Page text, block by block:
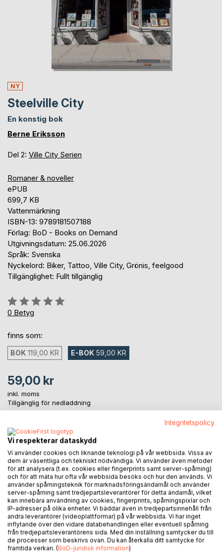
NY
Steelville City
En konstig bok
Berne Eriksson
Del 2: Ville City Serien
Romaner & noveller
ePUB
699,7 KB
Vattenmärkning
ISBN-13: 9789181507188
Förlag: BoD - Books on Demand
Utgivningsdatum: 25.06.2026
Språk: Svenska
Nyckelord: Biker, Tattoo, Ville City, Grönis, feelgood
Tillgänglighet: Fullt tillgänglig
Betyg::
0%
0 Betyg
finns som:
BOK 119,00 KR E-BOK 59,00 KR
59,00 kr
inkl. moms
Tillgänglig för nedladdning
LÄGG I KUNDVAGNEN
Lägg till i kom-ihåglista
Recensera titel
BESKRIVNING
Integritetspolicy
Vi respekterar dataskydd
Vi använder cookies och liknande teknologi på vår webbsida. Vissa av
dem är väsentliga och tekniskt nödvändiga. Vi använder även metoder
för att analysera (t.ex. cookies eller fingerprints samt server-spårning)
och för att mäta hur ofta vår webbsida besöks och hur den används. Vi
använder spårningsteknik för marknadsföringsändamål och använder
server-spårning samt tredjepartsleverantörer för detta ändamål, vilket
kan innebära användning av cookies, fingerprints, spårningspixlar och
IP-adresser på olika enheter. Vi bäddar även in tredjepartsinnehåll från
andra leverantörer (videoplattformar) på vår webbsida. Vi har inget
inflytande över den vidare databehandlingen eller eventuell spårning
från tredjepartsleverantörens sida. Med din inställning samtycker du till
de processer som beskrivs ovan. Du kan återkalla ditt samtycke för
framtida verkan. (BoD-juridisk information)